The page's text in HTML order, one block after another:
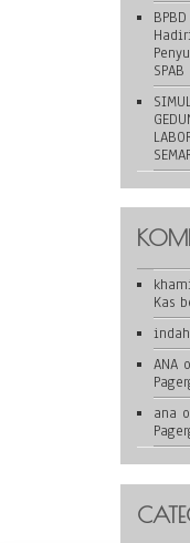
SPAB
Kas
indah
ANA
ana